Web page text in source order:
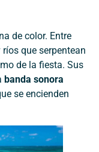
de color. Entre
ríos que serpentean
de la fiesta. Sus
banda sonora
se encienden